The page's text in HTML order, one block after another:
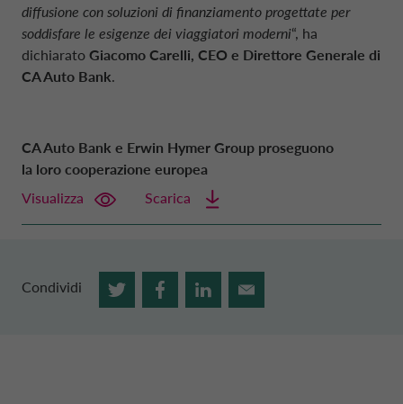
diffusione con soluzioni di finanziamento progettate per
soddisfare le esigenze dei viaggiatori moderni“, ha
dichiarato Giacomo Carelli, CEO e Direttore Generale di
CA Auto Bank.
CA Auto Bank e Erwin Hymer Group proseguono
la loro cooperazione europea
Visualizza
Scarica
Condividi